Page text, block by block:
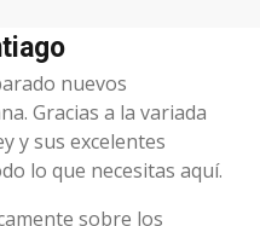
nuevos
Gracias a la variada
y sus excelentes
lo que necesitas aquí.
sobre los